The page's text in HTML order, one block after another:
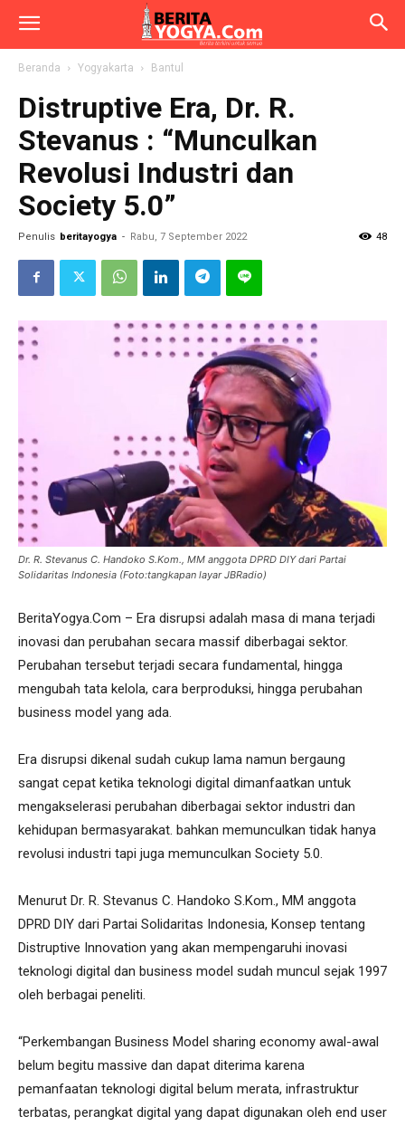
Beranda Yogyakarta Bantul
Distruptive Era, Dr. R.
Stevanus : “Munculkan
Revolusi Industri dan
Society 5.0”
Penulis beritayogya - Rabu, 7 September 2022 48
Dr. R. Stevanus C. Handoko S.Kom., MM anggota DPRD DIY dari Partai
Solidaritas Indonesia (Foto:tangkapan layar JBRadio)
BeritaYogya.Com – Era disrupsi adalah masa di mana terjadi
inovasi dan perubahan secara massif diberbagai sektor.
Perubahan tersebut terjadi secara fundamental, hingga
mengubah tata kelola, cara berproduksi, hingga perubahan
business model yang ada.
Era disrupsi dikenal sudah cukup lama namun bergaung
sangat cepat ketika teknologi digital dimanfaatkan untuk
mengakselerasi perubahan diberbagai sektor industri dan
kehidupan bermasyarakat. bahkan memunculkan tidak hanya
revolusi industri tapi juga memunculkan Society 5.0.
Menurut Dr. R. Stevanus C. Handoko S.Kom., MM anggota
DPRD DIY dari Partai Solidaritas Indonesia, Konsep tentang
Distruptive Innovation yang akan mempengaruhi inovasi
teknologi digital dan business model sudah muncul sejak 1997
oleh berbagai peneliti.
“Perkembangan Business Model sharing economy awal-awal
belum begitu massive dan dapat diterima karena
pemanfaatan teknologi digital belum merata, infrastruktur
terbatas, perangkat digital yang dapat digunakan oleh end user